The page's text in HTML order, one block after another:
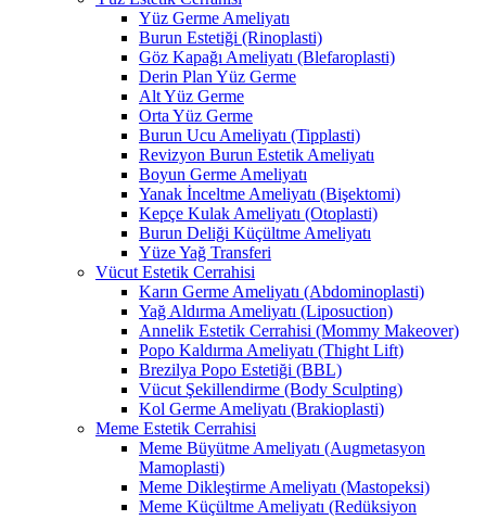
Yüz Germe Ameliyatı
Burun Estetiği (Rinoplasti)
Göz Kapağı Ameliyatı (Blefaroplasti)
Derin Plan Yüz Germe
Alt Yüz Germe
Orta Yüz Germe
Burun Ucu Ameliyatı (Tipplasti)
Revizyon Burun Estetik Ameliyatı
Boyun Germe Ameliyatı
Yanak İnceltme Ameliyatı (Bişektomi)
Kepçe Kulak Ameliyatı (Otoplasti)
Burun Deliği Küçültme Ameliyatı
Yüze Yağ Transferi
Vücut Estetik Cerrahisi
Karın Germe Ameliyatı (Abdominoplasti)
Yağ Aldırma Ameliyatı (Liposuction)
Annelik Estetik Cerrahisi (Mommy Makeover)
Popo Kaldırma Ameliyatı (Thight Lift)
Brezilya Popo Estetiği (BBL)
Vücut Şekillendirme (Body Sculpting)
Kol Germe Ameliyatı (Brakioplasti)
Meme Estetik Cerrahisi
Meme Büyütme Ameliyatı (Augmetasyon
Mamoplasti)
Meme Dikleştirme Ameliyatı (Mastopeksi)
Meme Küçültme Ameliyatı (Redüksiyon